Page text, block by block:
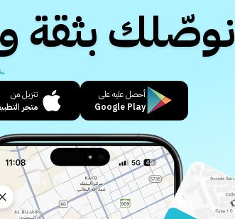
نوصّلك بثقة
أحصل عليه على
Google Play
تنزيل من
متجر